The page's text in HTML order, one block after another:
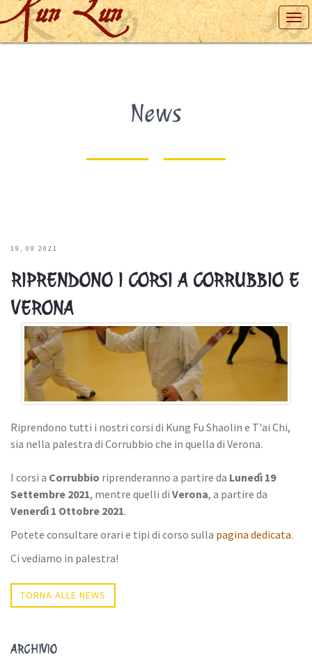
Kun Lun
News
19 09 2021
RIPRENDONO I CORSI A CORRUBBIO E
VERONA
Riprendono tutti i nostri corsi di Kung Fu Shaolin e T'ai Chi,
sia nella palestra di Corrubbio che in quella di Verona.
I corsi a Corrubbio riprenderanno a partire da Lunedì 19
Settembre 2021, mentre quelli di Verona, a partire da
Venerdì 1 Ottobre 2021.
Potete consultare orari e tipi di corso sulla pagina dedicata.
Ci vediamo in palestra!
TORNA ALLE NEWS
ARCHIVIO